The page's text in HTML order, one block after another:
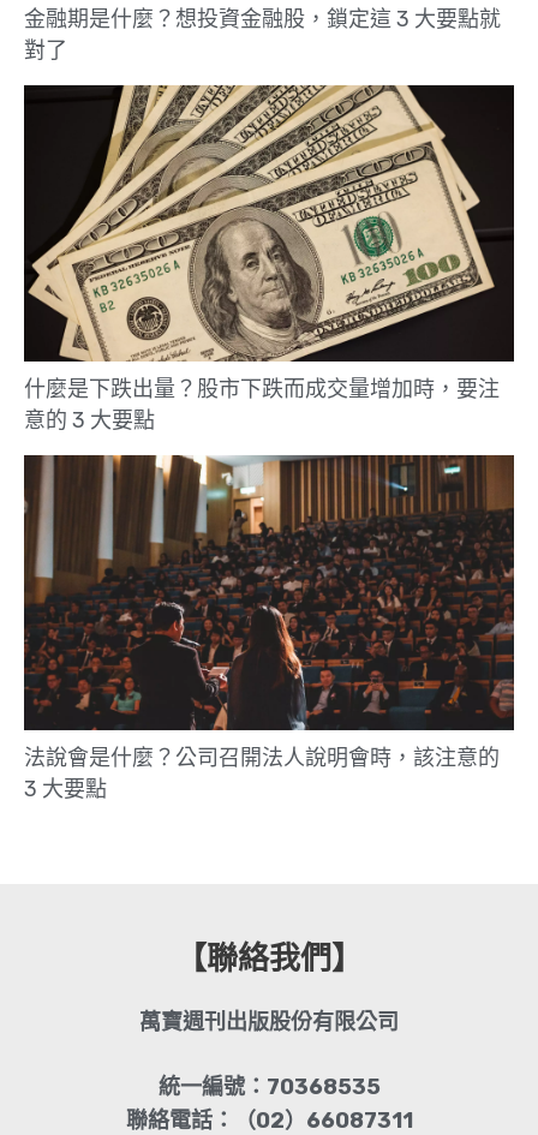
金融期是什麼？想投資金融股，鎖定這 3 大要點就
對了
什麼是下跌出量？股市下跌而成交量增加時，要注
意的 3 大要點
法說會是什麼？公司召開法人說明會時，該注意的
3 大要點
【聯絡我們】
萬寶週刊出版股份有限公司
統一編號：70368535
聯絡電話：（02）66087311